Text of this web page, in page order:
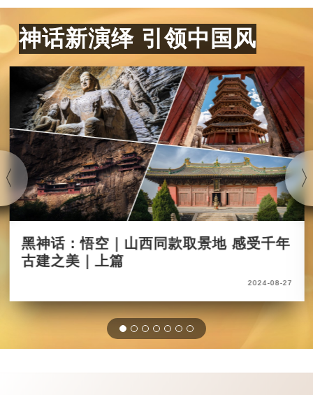
神话新演绎 引领中国风
黑神话：悟空｜山西同款取景地 感受千年
古建之美｜上篇
2024-08-27